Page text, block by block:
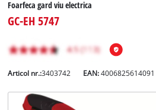
Foarfeca gard viu electrica
GC-EH 5747
Articol nr.:3403742 EAN:4006825614091